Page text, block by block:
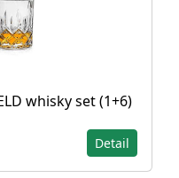
whisky set (1+6)
Detail